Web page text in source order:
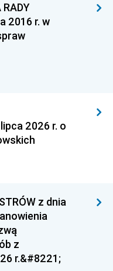
RADY
2016 r. w
2026 r. o
z dnia
z
r.&#8221;